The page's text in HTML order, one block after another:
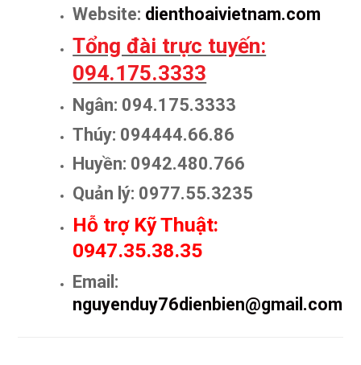
Website: dienthoaivietnam.com
Tổng đài trực tuyến:
094.175.3333
Ngân: 094.175.3333
Thúy: 094444.66.86
Huyền: 0942.480.766
Quản lý: 0977.55.3235
Hỗ trợ Kỹ Thuật:
0947.35.38.35
Email:
nguyenduy76dienbien@gmail.com